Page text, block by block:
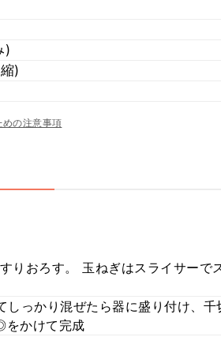
)
)
の注意事項
りおろす。 玉ねぎはスライサーで
しっかり混ぜたら器に盛り付け、
をかけて完成